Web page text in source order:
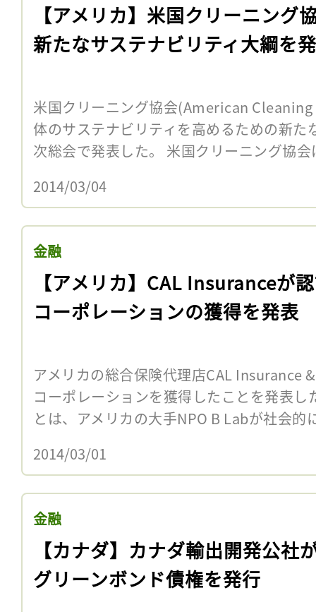
【アメリカ】米国クリーニング
新たなサステナビリティ大綱を
米国クリーニング協会(American
体のサステナビリティを高めるための新た
次総会で発表した。 米国クリーニング協
2014/03/04
金融
【アメリカ】CAL Insuranceが
コーポレーションの獲得を発表
アメリカの総合保険代理店CAL Insurance
コーポレーションを獲得したことを発表
とは、アメリカの大手NPO B Labが社会
2014/03/01
金融
【カナダ】カナダ輸出開発公社
グリーンボンド債権を発行